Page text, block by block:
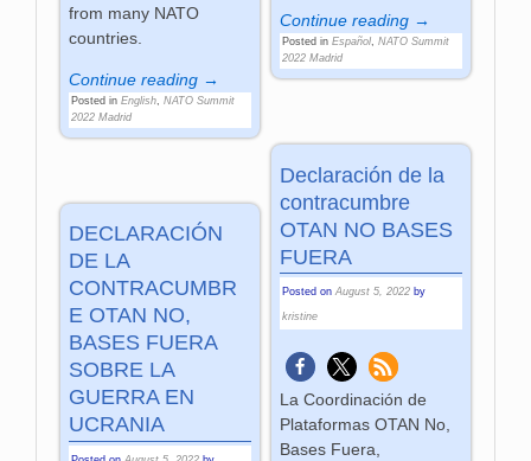
Continue reading →
Posted in Español, NATO Summit
2022 Madrid
from many NATO
countries.
Continue reading →
Posted in English,NATO Summit
2022 Madrid
Declaración de la
contracumbre
OTAN NO BASES
FUERA
Posted on August 5, 2022 by
kristine
La Coordinación de
Plataformas OTAN No,
Bases Fuera,
DECLARACIÓN
DE LA
CONTRACUMBR
E OTAN NO,
BASES FUERA
SOBRE LA
GUERRA EN
UCRANIA